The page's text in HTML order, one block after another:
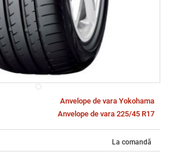
Anvelope de vara Yokohama
Anvelope de vara 225/45 R17
La comandă